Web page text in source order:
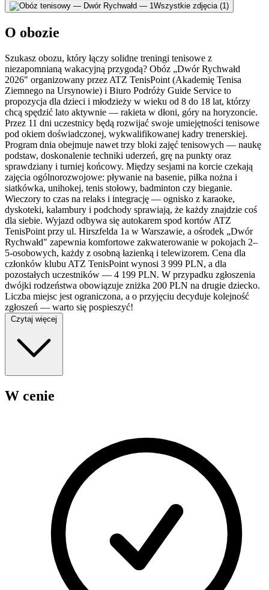
Wszystkie zdjęcia (1)
O obozie
Szukasz obozu, który łączy solidne treningi tenisowe z
niezapomnianą wakacyjną przygodą? Obóz „Dwór Rychwałd
2026" organizowany przez ATZ TenisPoint (Akademię Tenisa
Ziemnego na Ursynowie) i Biuro Podróży Guide Service to
propozycja dla dzieci i młodzieży w wieku od 8 do 18 lat, którzy
chcą spędzić lato aktywnie — rakieta w dłoni, góry na horyzoncie.
Przez 11 dni uczestnicy będą rozwijać swoje umiejętności tenisowe
pod okiem doświadczonej, wykwalifikowanej kadry trenerskiej.
Program dnia obejmuje nawet trzy bloki zajęć tenisowych — naukę
podstaw, doskonalenie techniki uderzeń, grę na punkty oraz
sprawdziany i turniej końcowy. Między sesjami na korcie czekają
zajęcia ogólnorozwojowe: pływanie na basenie, piłka nożna i
siatkówka, unihokej, tenis stołowy, badminton czy bieganie.
Wieczory to czas na relaks i integrację — ognisko z karaoke,
dyskoteki, kalambury i podchody sprawiają, że każdy znajdzie coś
dla siebie. Wyjazd odbywa się autokarem spod kortów ATZ
TenisPoint przy ul. Hirszfelda 1a w Warszawie, a ośrodek „Dwór
Rychwałd" zapewnia komfortowe zakwaterowanie w pokojach 2–
5-osobowych, każdy z osobną łazienką i telewizorem. Cena dla
członków klubu ATZ TenisPoint wynosi 3 999 PLN, a dla
pozostałych uczestników — 4 199 PLN. W przypadku zgłoszenia
dwójki rodzeństwa obowiązuje zniżka 200 PLN na drugie dziecko.
Liczba miejsc jest ograniczona, a o przyjęciu decyduje kolejność
zgłoszeń — warto się pospieszyć!
W cenie